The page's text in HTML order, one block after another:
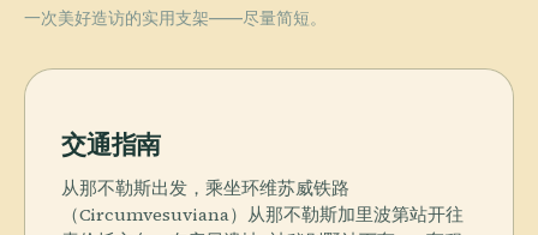
一次美好造访的实用支架——尽量简短。
交通指南
从那不勒斯出发，乘坐环维苏威铁路
（Circumvesuviana）从那不勒斯加里波第站开往